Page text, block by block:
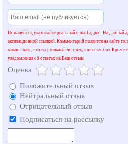
Пожалуйста, указывайте реальный e-mail адрес! На данный
активационной ссылкой. Комментарий появится на сайте
важно знать, что вы реальный человек, а не спам-бот. Кроме
уведомления об ответах на Ваш отзыв.
Оценка
Положительный отзыв
Нейтральный отзыв
Отрицательный отзыв
Подписаться на рассылку